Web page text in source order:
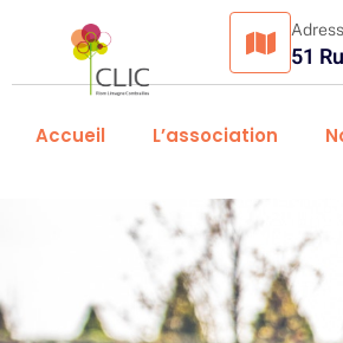
51
Accueil L’association